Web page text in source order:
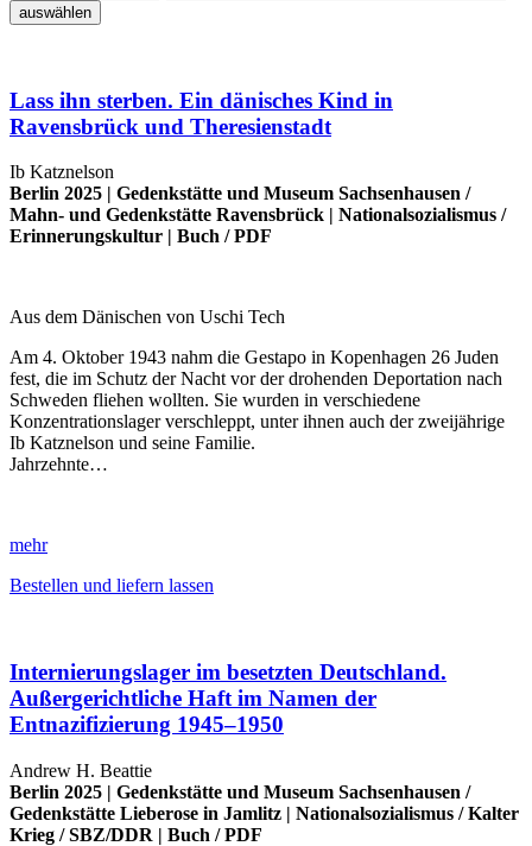
auswählen
Lass ihn sterben. Ein dänisches Kind in
Ravensbrück und Theresienstadt
Ib Katznelson
Berlin 2025 | Gedenkstätte und Museum Sachsenhausen /
Mahn- und Gedenkstätte Ravensbrück | Nationalsozialismus /
Erinnerungskultur | Buch /PDF
Aus dem Dänischen von Uschi Tech
Am 4. Oktober 1943 nahm die Gestapo in Kopenhagen 26 Juden
fest, die im Schutz der Nacht vor der drohenden Deportation nach
Schweden fliehen wollten. Sie wurden in verschiedene
Konzentrationslager verschleppt, unter ihnen auch der zweijährige
Ib Katznelson und seine Familie.
Jahrzehnte…
mehr
Bestellen und liefern lassen
Internierungslager im besetzten Deutschland.
Außergerichtliche Haft im Namen der
Entnazifizierung 1945–1950
Andrew H. Beattie
Berlin 2025 | Gedenkstätte und Museum Sachsenhausen /
Gedenkstätte Lieberose in Jamlitz | Nationalsozialismus /Kalter
Krieg /SBZ/DDR | Buch /PDF